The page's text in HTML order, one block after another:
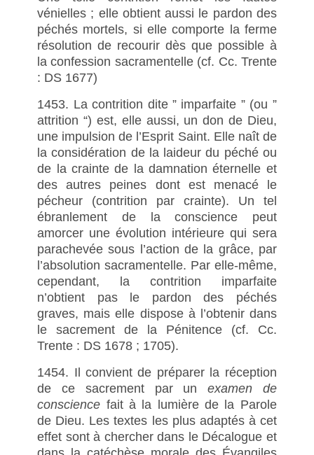
vénielles ; elle obtient aussi le pardon des
péchés mortels, si elle comporte la ferme
résolution de recourir dès que possible à
la confession sacramentelle (cf. Cc. Trente
: DS 1677)
1453. La contrition dite ” imparfaite ” (ou ”
attrition “) est, elle aussi, un don de Dieu,
une impulsion de l’Esprit Saint. Elle naît de
la considération de la laideur du péché ou
de la crainte de la damnation éternelle et
des autres peines dont est menacé le
pécheur (contrition par crainte). Un tel
ébranlement de la conscience peut
amorcer une évolution intérieure qui sera
parachevée sous l’action de la grâce, par
l’absolution sacramentelle. Par elle-même,
cependant, la contrition imparfaite
n’obtient pas le pardon des péchés
graves, mais elle dispose à l’obtenir dans
le sacrement de la Pénitence (cf. Cc.
Trente : DS 1678 ; 1705).
1454. Il convient de préparer la réception
de ce sacrement par unexamen de
conscience fait à la lumière de la Parole
de Dieu. Les textes les plus adaptés à cet
effet sont à chercher dans le Décalogue et